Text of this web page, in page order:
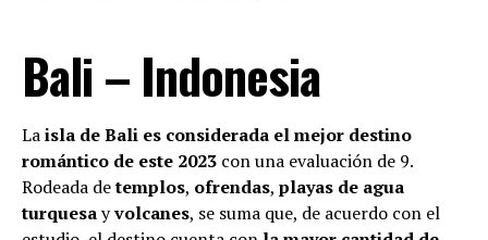
Bali – Indonesia
Laisla de Bali es considerada el mejor destino
romántico de este 2023 con una evaluación de 9.
Rodeada detemplos, ofrendas, playas de agua
turquesayvolcanes, se suma que, de acuerdo con el